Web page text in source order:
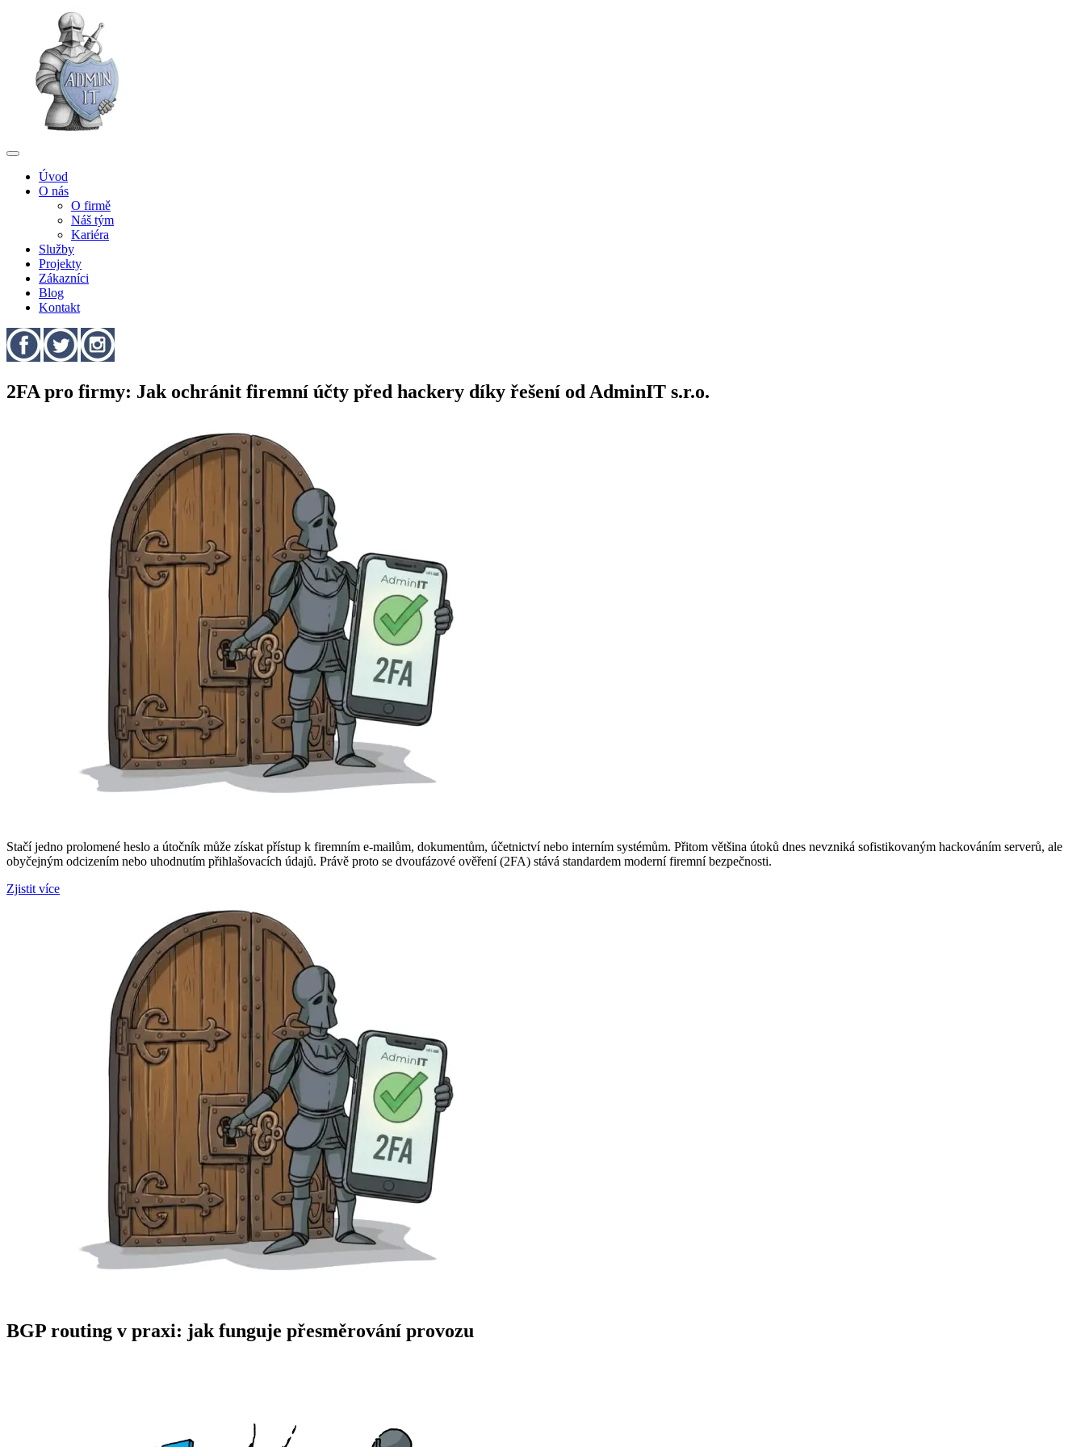
Úvod
O nás
O firmě
Náš tým
Kariéra
Služby
Projekty
Zákazníci
Blog
Kontakt
2FA pro firmy: Jak ochránit firemní účty před hackery díky řešení od AdminIT s.r.o.
Stačí jedno prolomené heslo a útočník může získat přístup k firemním e-mailům, dokumentům, účetnictví nebo interním systémům. Přitom většina útoků dnes nevzniká sofistikovaným hackováním serverů, ale
obyčejným odcizením nebo uhodnutím přihlašovacích údajů. Právě proto se dvoufázové ověření (2FA) stává standardem moderní firemní bezpečnosti.
Zjistit více
BGP routing v praxi: jak funguje přesměrování provozu